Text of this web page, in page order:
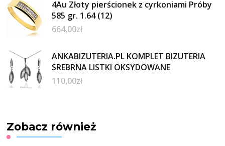
4Au Złoty pierścionek z cyrkoniami Próby
585 gr. 1.64 (12)
664,00zł
ANKABIZUTERIA.PL KOMPLET BIZUTERIA
SREBRNA LISTKI OKSYDOWANE
110,00zł
Zobacz również